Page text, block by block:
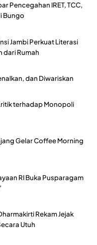
Pencegahan IRET, TCC,
Bungo
Jambi Perkuat Literasi
dari Rumah
dan Diwariskan
terhadap Monopoli
Gelar Coffee Morning
RI Buka Pusparagam
Rekam Jejak
Utuh